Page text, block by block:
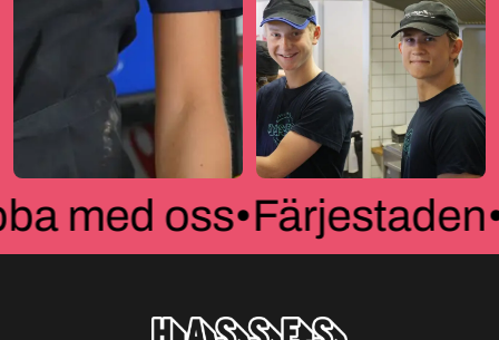
med oss•Färjestaden•